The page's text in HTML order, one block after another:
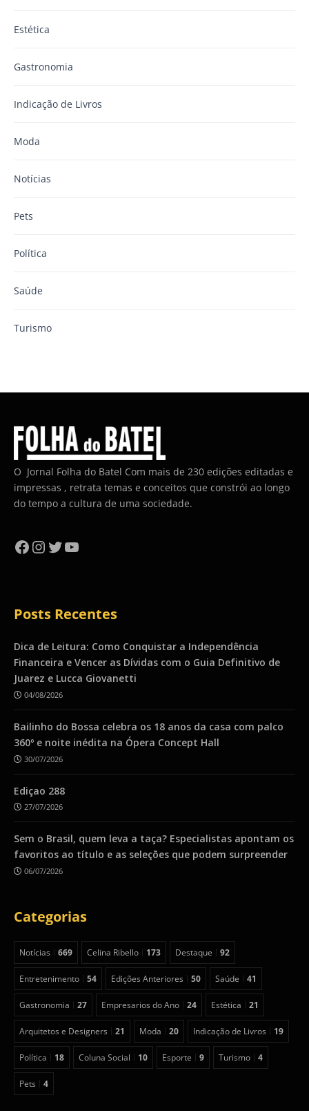
Estética
Gastronomia
Indicação de Livros
Moda
Notícias
Pets
Política
Saúde
Turismo
O Jornal Folha do Batel Com mais de 230 edições editadas e
impressas , retrata temas e conceitos que constrói ao longo
do tempo a cultura de uma sociedade.
Facebook
Instagram
Twitter
YouTube
Posts Recentes
Dica de Leitura: Como Conquistar a Independência
Financeira e Vencer as Dívidas com o Guia Definitivo de
Juarez e Lucca Giovanetti
04/08/2026
Bailinho do Bossa celebra os 18 anos da casa com palco
360º e noite inédita na Ópera Concept Hall
30/07/2026
Ediçao 288
27/07/2026
Sem o Brasil, quem leva a taça? Especialistas apontam os
favoritos ao título e as seleções que podem surpreender
06/07/2026
Categorias
Notícias 669 Celina Ribello 173 Destaque 92
Entretenimento 54 Edições Anteriores 50 Saúde 41
Gastronomia 27 Empresarios do Ano 24 Estética 21
Arquitetos e Designers 21 Moda 20 Indicação de Livros 19
Política 18 Coluna Social 10 Esporte 9 Turismo 4
Pets 4